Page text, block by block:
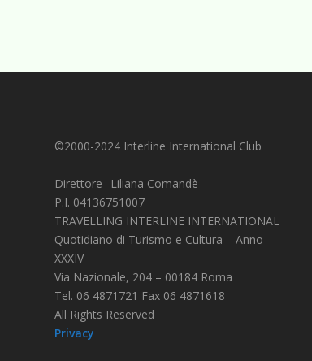
©2000-2024 Interline International Club
Direttore_ Liliana Comandè
P.I. 04136751007
TRAVELLING INTERLINE INTERNATIONAL
Quotidiano di Turismo e Cultura – Anno
XXXIV
Via Nazionale, 204 – 00184 Roma
Tel. 06 4871721 Fax 06 4871618
All Rights Reserved
Privacy